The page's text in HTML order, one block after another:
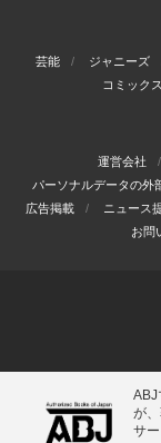
芸能 ジャニーズ
コミックス
運営会社
パーソナルデータの外
広告掲載
ニュース
お問
ABJ
が
サ